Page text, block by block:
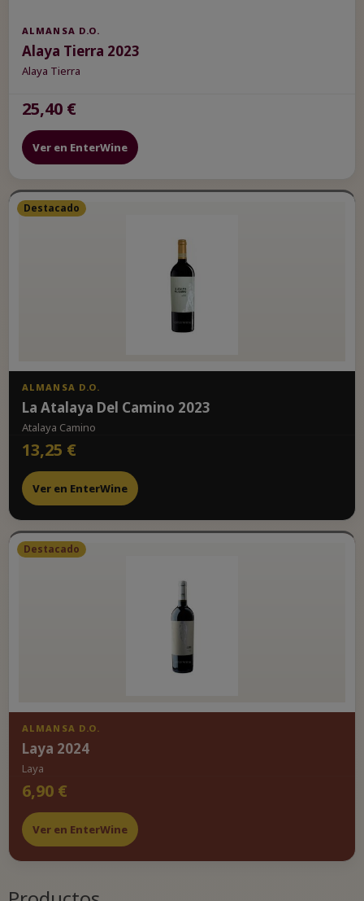
ALMANSA D.O.
Alaya Tierra 2023
Alaya Tierra
25,40 €
Ver en EnterWine
Destacado
ALMANSA D.O.
La Atalaya Del Camino 2023
Atalaya Camino
13,25 €
Ver en EnterWine
Destacado
ALMANSA D.O.
Laya 2024
Laya
6,90 €
Ver en EnterWine